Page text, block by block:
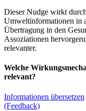
Dieser Nudge wirkt
Umweltinformationen in
Übertragung in den
Assoziationen
relevanter.
Welche
relevant?
Informationen übersetzen
(Feedback)